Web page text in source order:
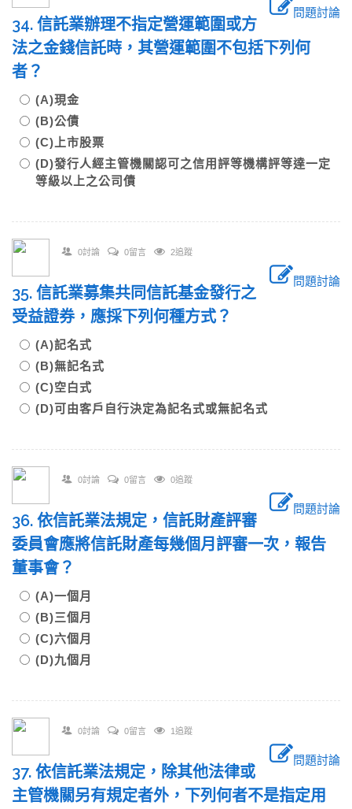
問題討論
34. 信託業辦理不指定營運範圍或方
法之金錢信託時，其營運範圍不包括下列何
者？
(A)現金
(B)公債
(C)上市股票
(D)發行人經主管機關認可之信用評等機構評等達一定
等級以上之公司債
0討論 0留言 2追蹤
問題討論
35. 信託業募集共同信託基金發行之
受益證券，應採下列何種方式？
(A)記名式
(B)無記名式
(C)空白式
(D)可由客戶自行決定為記名式或無記名式
0討論 0留言 0追蹤
問題討論
36. 依信託業法規定，信託財產評審
委員會應將信託財產每幾個月評審一次，報告
董事會？
(A)一個月
(B)三個月
(C)六個月
(D)九個月
0討論 0留言 1追蹤
問題討論
37. 依信託業法規定，除其他法律或
主管機關另有規定者外，下列何者不是指定用